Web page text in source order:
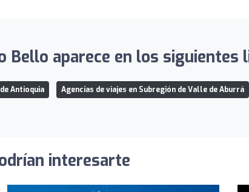
Bello aparece en los siguientes
Antioquia Agencias de viajes en Subregión de Valle de Aburrá
interesarte